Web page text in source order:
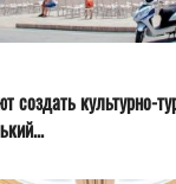
создать культурно-